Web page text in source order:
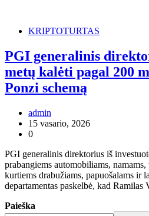
KRIPTOTURTAS
PGI generalinis
metų kalėti pagal 200
Ponzi schemą
admin
15 vasario, 2026
0
PGI generalinis direktorius iš
prabangiems automobiliams,
kurtiems drabužiams, papuošalams ir
departamentas paskelbė, kad
Paieška